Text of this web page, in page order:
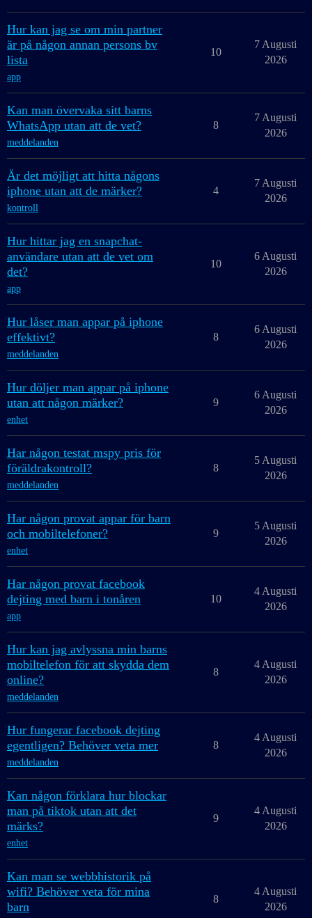
Hur kan jag se om min partner
är på någon annan persons bv
lista
app
10
7 Augusti
2026
Kan man övervaka sitt barns
WhatsApp utan att de vet?
meddelanden
8
7 Augusti
2026
Är det möjligt att hitta någons
iphone utan att de märker?
kontroll
4
7 Augusti
2026
Hur hittar jag en snapchat-
användare utan att de vet om
det?
app
10
6 Augusti
2026
Hur låser man appar på iphone
effektivt?
meddelanden
8
6 Augusti
2026
Hur döljer man appar på iphone
utan att någon märker?
enhet
9
6 Augusti
2026
Har någon testat mspy pris för
föräldrakontroll?
meddelanden
8
5 Augusti
2026
Har någon provat appar för barn
och mobiltelefoner?
enhet
9
5 Augusti
2026
Har någon provat facebook
dejting med barn i tonåren
app
10
4 Augusti
2026
Hur kan jag avlyssna min barns
mobiltelefon för att skydda dem
online?
meddelanden
8
4 Augusti
2026
Hur fungerar facebook dejting
egentligen? Behöver veta mer
meddelanden
8
4 Augusti
2026
Kan någon förklara hur blockar
man på tiktok utan att det
märks?
enhet
9
4 Augusti
2026
Kan man se webbhistorik på
wifi? Behöver veta för mina
barn
8
4 Augusti
2026